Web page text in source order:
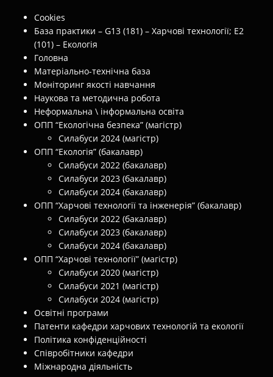
Cookies
База практики – G13 (181) – Харчові технології; E2
(101) – Екологія
Головна
Матеріально-технічна база
Моніторинг якості навчання
Наукова та методична робота
Неформальна \ інформальна освіта
ОПП “Екологічна безпека” (магістр)
Силабуси 2024 (магістр)
ОПП “Екологія” (бакалавр)
Силабуси 2022 (бакалавр)
Силабуси 2023 (бакалавр)
Силабуси 2024 (бакалавр)
ОПП “Харчові технології та інженерія” (бакалавр)
Силабуси 2022 (бакалавр)
Силабуси 2023 (бакалавр)
Силабуси 2024 (бакалавр)
ОПП “Харчові технології” (магістр)
Силабуси 2020 (магістр)
Силабуси 2021 (магістр)
Силабуси 2024 (магістр)
Освітні програми
Патенти кафедри харчових технологій та екології
Політика конфіденційності
Співробітники кафедри
Міжнародна діяльність